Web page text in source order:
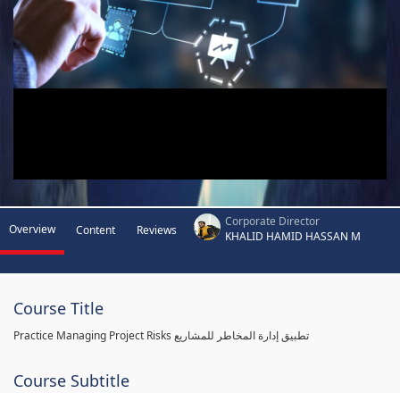
Overview Content Reviews
Corporate Director
KHALID HAMID HASSAN M
Course Title
Practice Managing Project Risks تطبيق إدارة المخاطر للمشاريع
Course Subtitle